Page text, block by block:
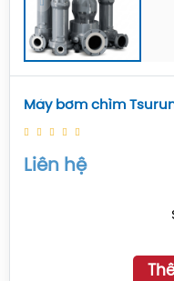
Máy bơm chìm
Liên hệ